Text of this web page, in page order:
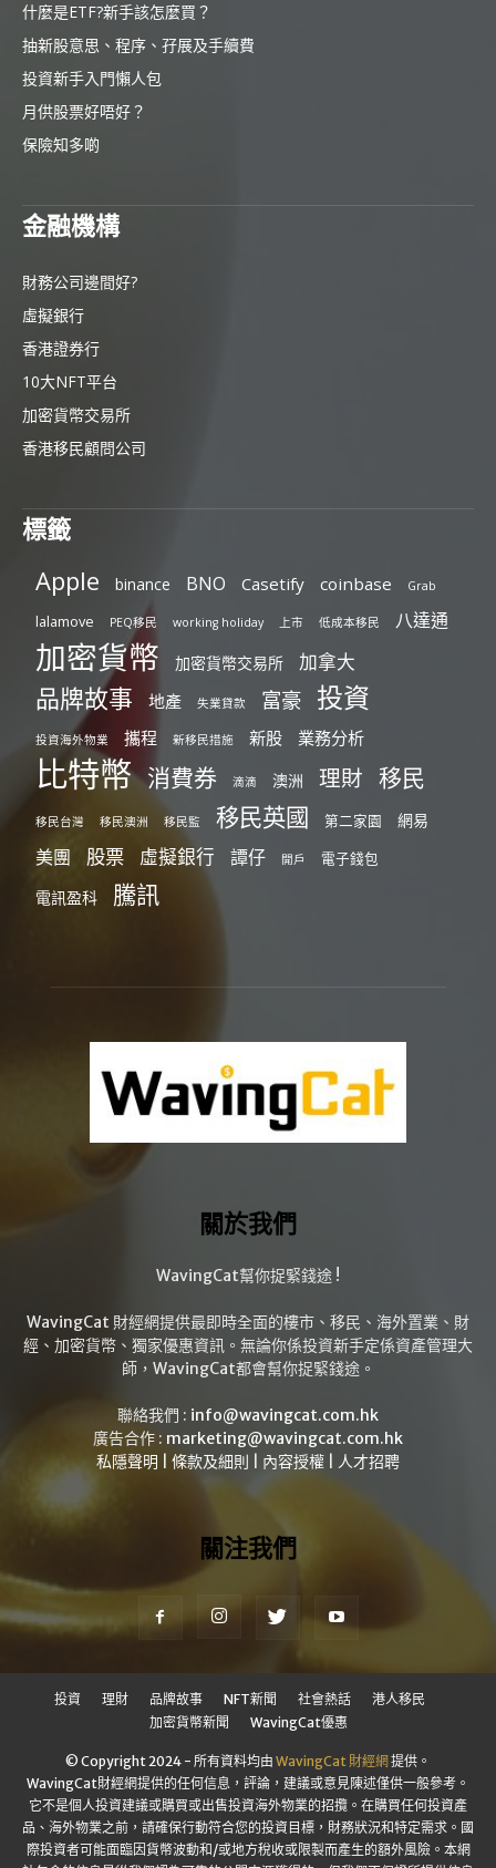
什麼是ETF?新手該怎麼買？
抽新股意思、程序、孖展及手續費
投資新手入門懶人包
月供股票好唔好？
保險知多啲
金融機構
財務公司邊間好?
虛擬銀行
香港證券行
10大NFT平台
加密貨幣交易所
香港移民顧問公司
標籤
Apple binance BNO Casetify coinbase Grab
lalamove PEQ移民 working holiday 上市 低成本移民 八達通
加密貨幣 加密貨幣交易所 加拿大
品牌故事 地產 失業貸款 富豪 投資
投資海外物業 攜程 新移民措施 新股 業務分析
比特幣 消費券 滴滴 澳洲 理財 移民
移民台灣 移民澳洲 移民監 移民英國 第二家園 網易
美團 股票 虛擬銀行 譚仔 開戶 電子錢包
電訊盈科 騰訊
關於我們
WavingCat幫你捉緊錢途 !
WavingCat 財經網提供最即時全面的樓市、移民、海外置業、財
經、加密貨幣、獨家優惠資訊。無論你係投資新手定係資產管理大
師，WavingCat都會幫你捉緊錢途。
聯絡我們 : info@wavingcat.com.hk
廣告合作 : marketing@wavingcat.com.hk
私隱聲明
條款及細則 內容授權 人才招聘
關注我們
投資 理財 品牌故事 NFT新聞 社會熱話
港人移民
加密貨幣新聞
WavingCat優惠
© Copyright 2024 - 所有資料均由 WavingCat 財經網提供。
WavingCat財經網提供的任何信息，評論，建議或意見陳述僅供一般參考。
它不是個人投資建議或購買或出售投資海外物業的招攬。在購買任何投資產
品、海外物業之前，請確保行動符合您的投資目標，財務狀況和特定需求。國
際投資者可能面臨因貨幣波動和/或地方稅收或限製而產生的額外風險。本網